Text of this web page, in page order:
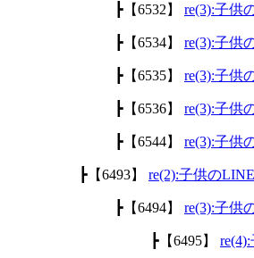
┣【6532】 re(3):子供
┣【6534】 re(3):子供
┣【6535】 re(3):子供
┣【6536】 re(3):子供
┣【6544】 re(3):子供
┣【6493】 re(2):子供の
┣【6494】 re(3):子供
┣【6495】